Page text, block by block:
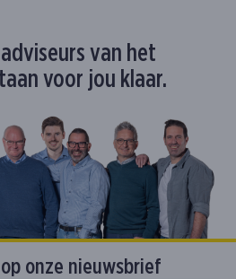
van het
voor jou klaar.
onze nieuwsbrief